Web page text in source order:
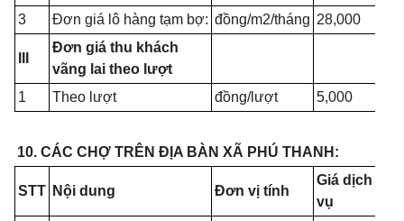
3
Đơn giá lô hàng tạm bợ: đồng/m2/tháng 28,000
Đơn giá thu khách
vãng lai theo lượt
1
Theo lượt đồng/lượt 5,000
10. CÁC CHỢ TRÊN ĐỊA BÀN XÃ PHÚ THANH:
STT Nội dung Đơn vị tính
Giá dịch
vụ